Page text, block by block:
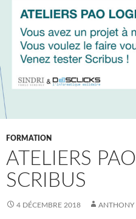
FORMATION
ATELIERS PAO
SCRIBUS
4 DÉCEMBRE 2018 ANTHONY